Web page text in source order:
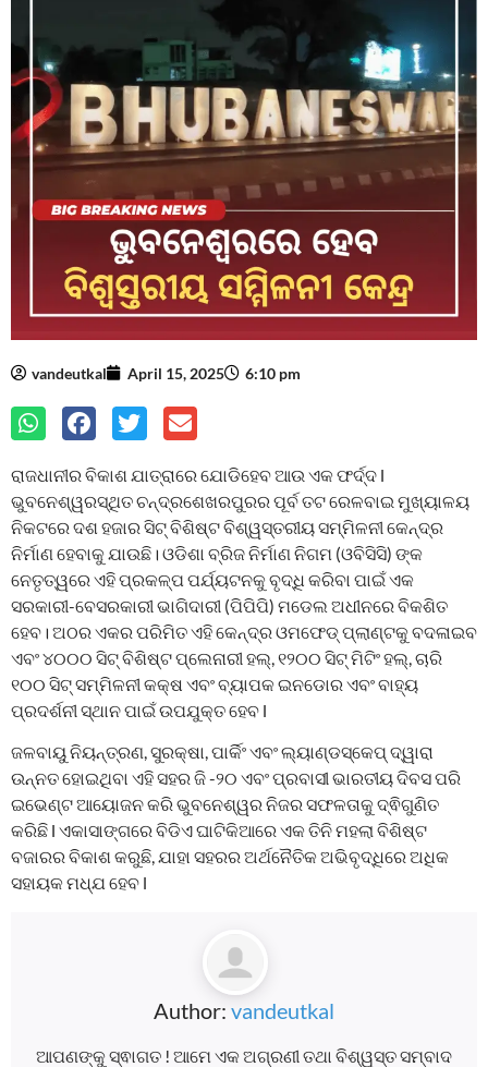
vandeutkal April 15, 2025 6:10 pm
ରାଜଧାନୀର ବିକାଶ ଯାତ୍ରାରେ ଯୋଡିହେବ ଆଉ ଏକ ଫର୍ଦ୍ଦ l
ଭୁବନେଶ୍ୱରସ୍ଥିତ ଚନ୍ଦ୍ରଶେଖରପୁରର ପୂର୍ବ ତଟ ରେଳବାଇ ମୁଖ୍ୟାଳୟ
ନିକଟରେ ଦଶ ହଜାର ସିଟ୍ ବିଶିଷ୍ଟ ବିଶ୍ୱସ୍ତରୀୟ ସମ୍ମିଳନୀ କେନ୍ଦ୍ର
ନିର୍ମାଣ ହେବାକୁ ଯାଉଛି। ଓଡିଶା ବ୍ରିଜ ନିର୍ମାଣ ନିଗମ (ଓବିସିସି) ଙ୍କ
ନେତୃତ୍ୱରେ ଏହି ପ୍ରକଳ୍ପ ପର୍ଯ୍ୟଟନକୁ ବୃଦ୍ଧି କରିବା ପାଇଁ ଏକ
ସରକାରୀ-ବେସରକାରୀ ଭାଗିଦାରୀ (ପିପିପି) ମଡେଲ ଅଧୀନରେ ବିକଶିତ
ହେବ। ଅଠର ଏକର ପରିମିତ ଏହି କେନ୍ଦ୍ର ଓମଫେଡ୍ ପ୍ଲାଣ୍ଟକୁ ବଦଳାଇବ
ଏବଂ ୪୦୦୦ ସିଟ୍ ବିଶିଷ୍ଟ ପ୍ଲେନାରୀ ହଲ୍, ୧୨୦୦ ସିଟ୍ ମିଟିଂ ହଲ୍, ଚାରି
୧୦୦ ସିଟ୍ ସମ୍ମିଳନୀ କକ୍ଷ ଏବଂ ବ୍ୟାପକ ଇନଡୋର ଏବଂ ବାହ୍ୟ
ପ୍ରଦର୍ଶନୀ ସ୍ଥାନ ପାଇଁ ଉପଯୁକ୍ତ ହେବ l
ଜଳବାୟୁ ନିୟନ୍ତ୍ରଣ, ସୁରକ୍ଷା, ପାର୍କିଂ ଏବଂ ଲ୍ୟାଣ୍ଡସ୍କେପ୍ ଦ୍ୱାରା
ଉନ୍ନତ ହୋଇଥିବା ଏହି ସହର ଜି -୨୦ ଏବଂ ପ୍ରବାସୀ ଭାରତୀୟ ଦିବସ ପରି
ଇଭେଣ୍ଟ ଆୟୋଜନ କରି ଭୁବନେଶ୍ୱର ନିଜର ସଫଳତାକୁ ଦ୍ଵିଗୁଣିତ
କରିଛି l ଏକାସାଙ୍ଗରେ ବିଡିଏ ଘାଟିକିଆରେ ଏକ ତିନି ମହଲା ବିଶିଷ୍ଟ
ବଜାରର ବିକାଶ କରୁଛି, ଯାହା ସହରର ଅର୍ଥନୈତିକ ଅଭିବୃଦ୍ଧିରେ ଅଧିକ
ସହାୟକ ମଧ୍ଯ ହେବ l
Author: vandeutkal
ଆପଣଙ୍କୁ ସ୍ଵାଗତ ! ଆମେ ଏକ ଅଗ୍ରଣୀ ତଥା ବିଶ୍ୱସ୍ତ ସମ୍ବାଦ